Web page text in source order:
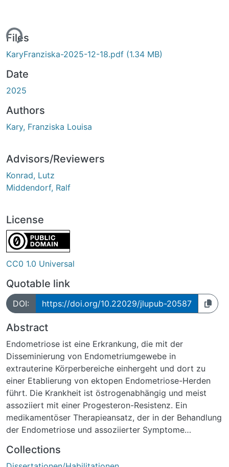
Files
KaryFranziska-2025-12-18.pdf (1.34 MB)
Date
2025
Authors
Kary, Franziska Louisa
Advisors/Reviewers
Konrad, Lutz
Middendorf, Ralf
License
CC0 1.0 Universal
Quotable link
DOI: https://doi.org/10.22029/jlupub-20587
Abstract
Endometriose ist eine Erkrankung, die mit der
Disseminierung von Endometriumgewebe in
extrauterine Körperbereiche einhergeht und dort zu
einer Etablierung von ektopen Endometriose-Herden
führt. Die Krankheit ist östrogenabhängig und meist
assoziiert mit einer Progesteron-Resistenz. Ein
medikamentöser Therapieansatz, der in der Behandlung
der Endometriose und assoziierter Symptome
Progesteron wie Dienogest. Ziel dieser Arbeit war es
Collections